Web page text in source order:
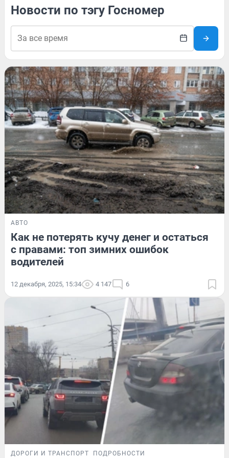
Новости по тэгу Госномер
АВТО
Как не потерять кучу денег и остаться
с правами: топ зимних ошибок
водителей
12 декабря, 2025, 15:34 4 147 6
ДОРОГИ И ТРАНСПОРТ ПОДРОБНОСТИ